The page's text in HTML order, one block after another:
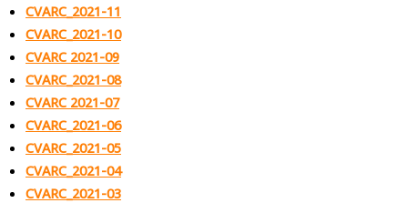
CVARC_2021-11
CVARC_2021-10
CVARC 2021-09
CVARC_2021-08
CVARC 2021-07
CVARC_2021-06
CVARC_2021-05
CVARC_2021-04
CVARC_2021-03